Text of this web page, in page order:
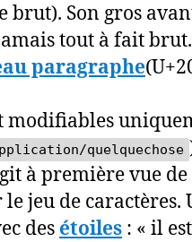
brut). Son gros
tout à fait
paragraphe
quelquechose
à première vue
jeu de caractères.
des étoiles : « il